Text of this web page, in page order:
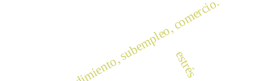
estrés
emprendimiento, subempleo, comercio.